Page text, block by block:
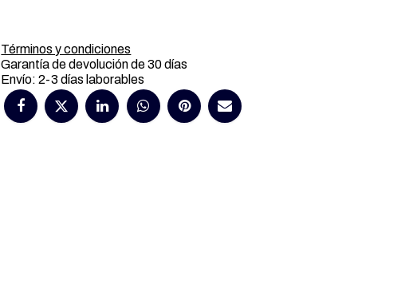
Términos y condiciones
Garantía de devolución de 30 días
Envío: 2-3 días laborables